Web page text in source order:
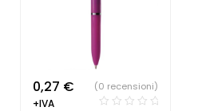
0,27 €
+IVA
(0 recensioni)